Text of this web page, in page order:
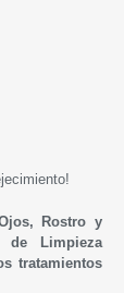
Rostro y
de Limpieza
tratamientos